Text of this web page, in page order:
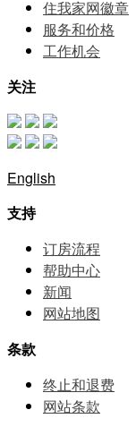
住我家网徽章
服务和价格
⼯作机会
关注
English
支持
订房流程
帮助中⼼
新闻
网站地图
条款
终止和退费
网站条款